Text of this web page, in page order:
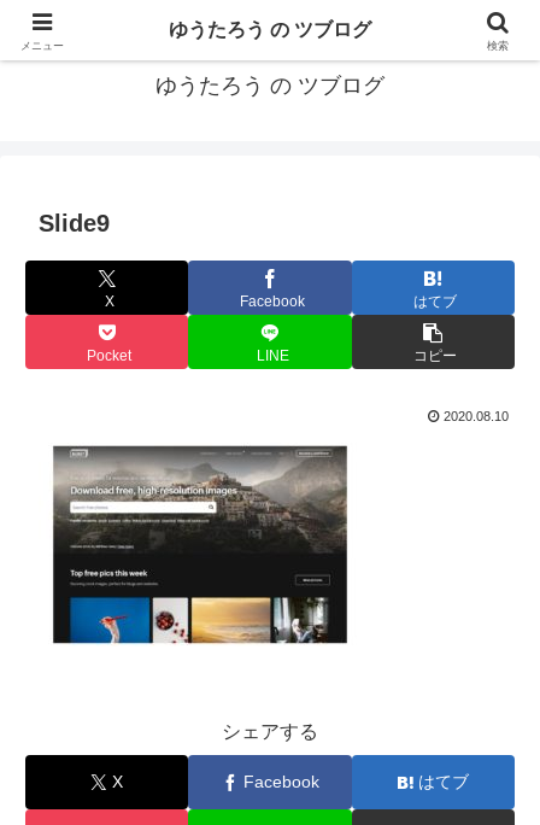
カリフォルニアMBA卒40代がMBA・キャリアとEコマースについて発信
ゆうたろう の ツブログ
Slide9
X Facebook はてブ
Pocket LINE コピー
2020.08.10
シェアする
X Facebook はてブ
メニュー
ゆうたろう の ツブログ
検索